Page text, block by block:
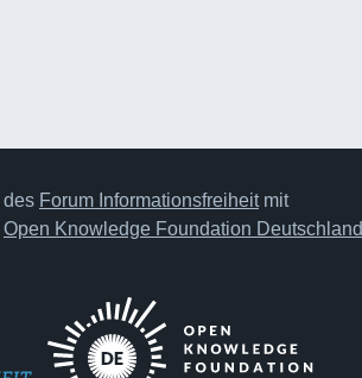
des Forum Informationsfreiheitmit
Open Knowledge Foundation Deutschland